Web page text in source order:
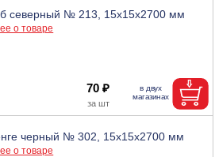
северный № 213, 15х15х2700 мм
о товаре
70 ₽
черный № 302, 15х15х2700 мм
о товаре